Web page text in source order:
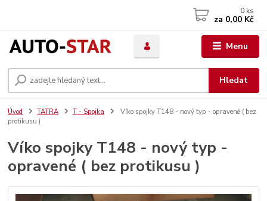
Menu
Hledat
0 ks
za 0,00 Kč
Úvod TATRA T - Spojka
Víko spojky T148 - nový typ - opravené ( bez
protikusu )
Víko spojky T148 - nový typ -
opravené ( bez protikusu )